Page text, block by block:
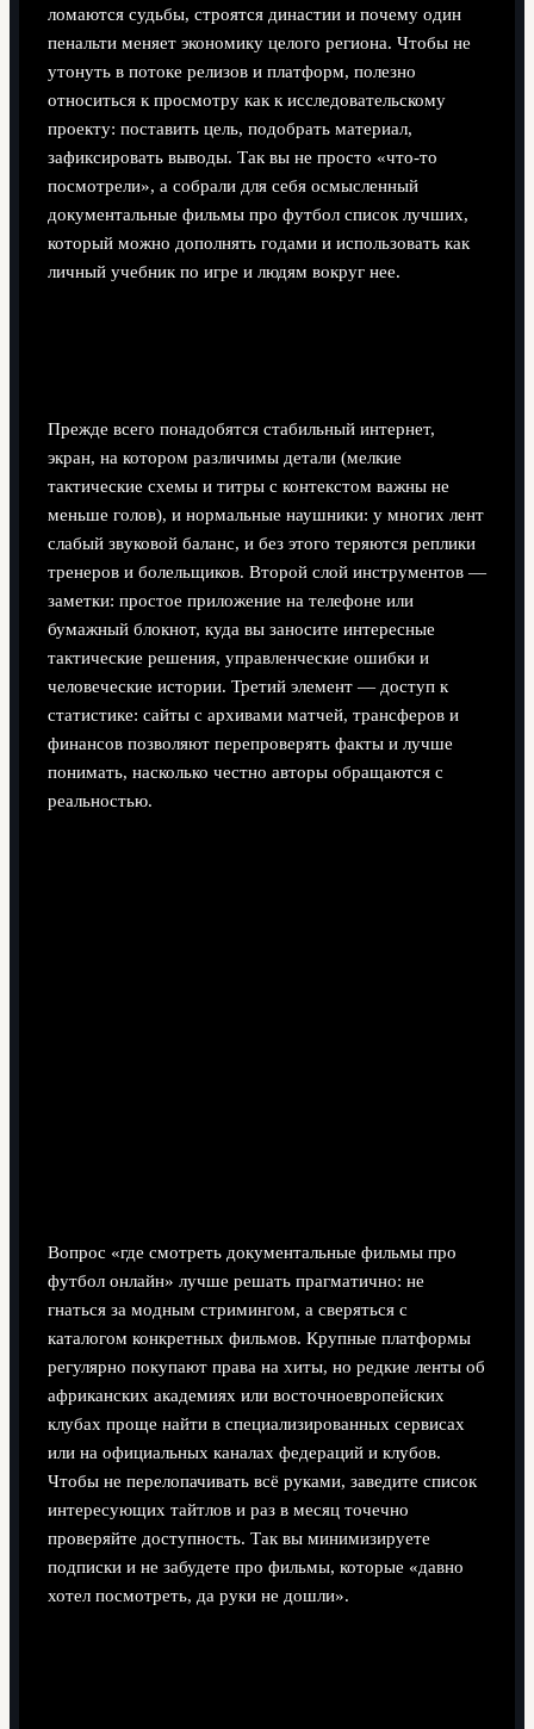
ломаются судьбы, строятся династии и почему один
пенальти меняет экономику целого региона. Чтобы не
утонуть в потоке релизов и платформ, полезно
относиться к просмотру как к исследовательскому
проекту: поставить цель, подобрать материал,
зафиксировать выводы. Так вы не просто «что‑то
посмотрели», а собрали для себя осмысленный
документальные фильмы про футбол список лучших,
который можно дополнять годами и использовать как
личный учебник по игре и людям вокруг нее.
Прежде всего понадобятся стабильный интернет,
экран, на котором различимы детали (мелкие
тактические схемы и титры с контекстом важны не
меньше голов), и нормальные наушники: у многих лент
слабый звуковой баланс, и без этого теряются реплики
тренеров и болельщиков. Второй слой инструментов —
заметки: простое приложение на телефоне или
бумажный блокнот, куда вы заносите интересные
тактические решения, управленческие ошибки и
человеческие истории. Третий элемент — доступ к
статистике: сайты с архивами матчей, трансферов и
финансов позволяют перепроверять факты и лучше
понимать, насколько честно авторы обращаются с
реальностью.
Вопрос «где смотреть документальные фильмы про
футбол онлайн» лучше решать прагматично: не
гнаться за модным стримингом, а сверяться с
каталогом конкретных фильмов. Крупные платформы
регулярно покупают права на хиты, но редкие ленты об
африканских академиях или восточноевропейских
клубах проще найти в специализированных сервисах
или на официальных каналах федераций и клубов.
Чтобы не перелопачивать всё руками, заведите список
интересующих тайтлов и раз в месяц точечно
проверяйте доступность. Так вы минимизируете
подписки и не забудете про фильмы, которые «давно
хотел посмотреть, да руки не дошли».